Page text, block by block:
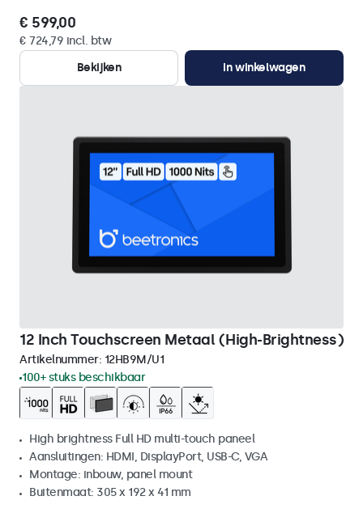
€ 599,00
€ 724,79 incl. btw
Bekijken
In winkelwagen
12 Inch Touchscreen Metaal (High-Brightness)
Artikelnummer: 12HB9M/U1
100+ stuks beschikbaar
High brightness Full HD multi-touch paneel
Aansluitingen: HDMI, DisplayPort, USB-C, VGA
Montage: inbouw, panel mount
Buitenmaat: 305 x 192 x 41 mm